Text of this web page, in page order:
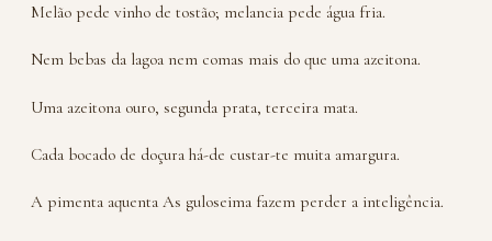
Melão pede vinho de tostão; melancia pede água fria.
Nem bebas da lagoa nem comas mais do que uma azeitona.
Uma azeitona ouro, segunda prata, terceira mata.
Cada bocado de doçura há-de custar-te muita amargura.
A pimenta aquenta As guloseima fazem perder a inteligência.